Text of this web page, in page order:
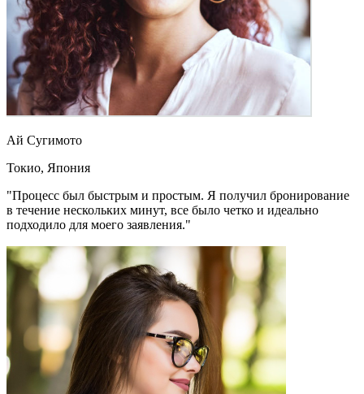
Ай Сугимото
Токио, Япония
"Процесс был быстрым и простым. Я получил бронирование
в течение нескольких минут, все было четко и идеально
подходило для моего заявления."